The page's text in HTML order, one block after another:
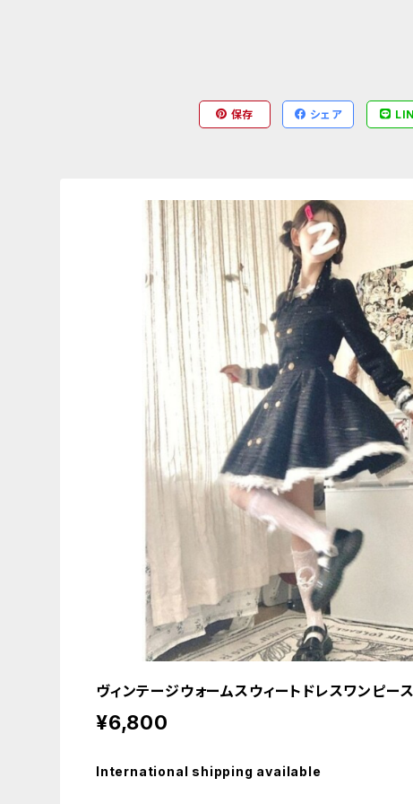
保存 シェア
ヴィンテージウォームスウィートドレスワンピー
¥6,800
International shipping available